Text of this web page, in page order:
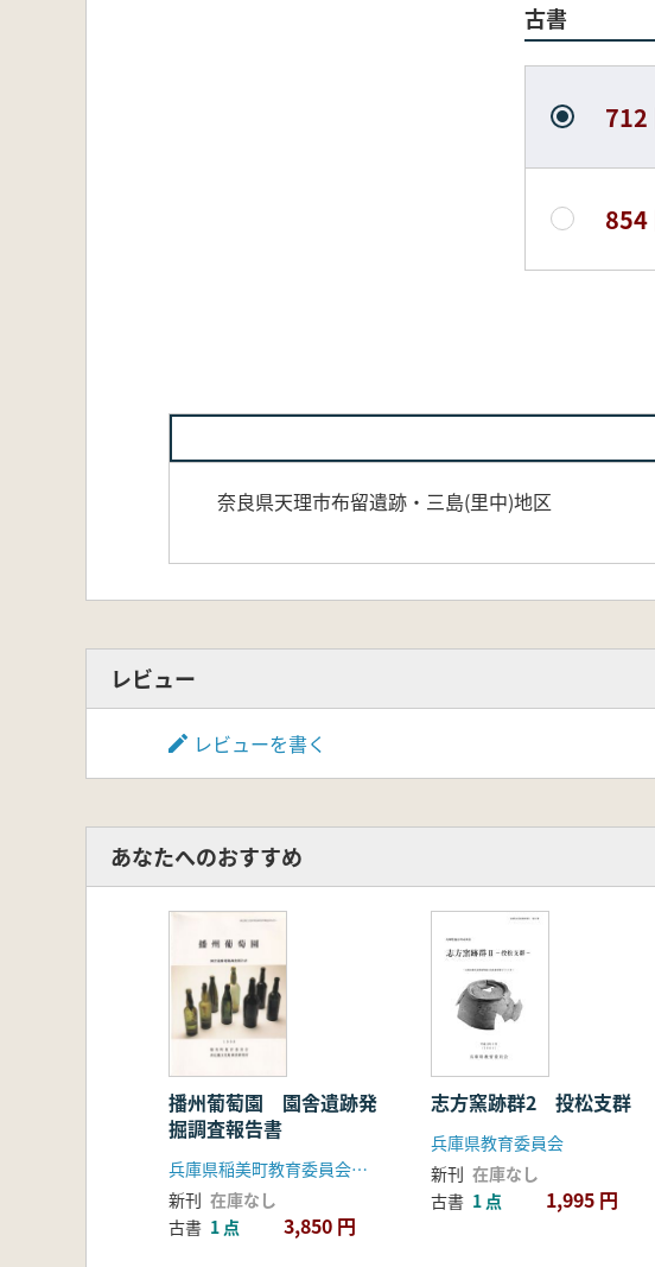
古書
712
854
奈良県天理市布留遺跡・三島(里中)地区
レビュー
レビューを書く
あなたへのおすすめ
播州葡萄園 園舎遺跡発
掘調査報告書
兵庫県稲美町教育委員会・西近畿文化財調査研究所
新刊 在庫なし
古書 1 点 3,850 円
志方窯跡群2 投松支群
兵庫県教育委員会
新刊 在庫なし
古書 1 点 1,995 円